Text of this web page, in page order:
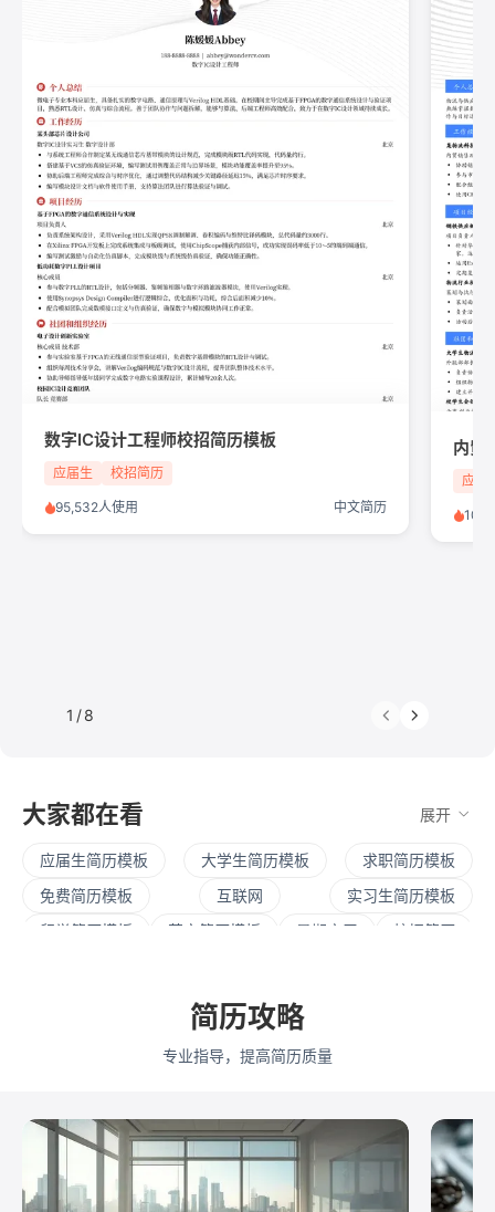
数字IC设计工程师校招简历模板
应届生 校招简历
95,532人使用 中文简历
应届
1 /8
大家都在看 展开
应届生简历模板 大学生简历模板
求职简历模板
免费简历模板
互联网
实习生简历模板
留学简历模板
英文简历模板 暑期实习
校招简历
考研复试 简历范文
运营简历模板
测试
运维 大数据 UI/UX
平面设计/美工
人力资源
会展策划
品牌公关
简历攻略
专业指导，提高简历质量